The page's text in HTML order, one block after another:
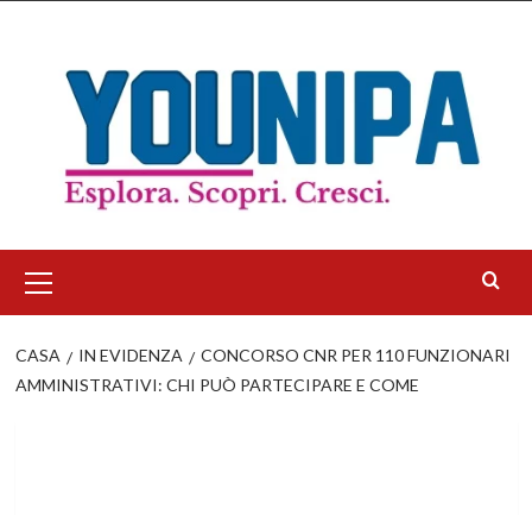
contenuto
principale
CASA IN EVIDENZA
CONCORSO CNR PER 110 FUNZIONARI
AMMINISTRATIVI: CHI PUÒ PARTECIPARE E COME